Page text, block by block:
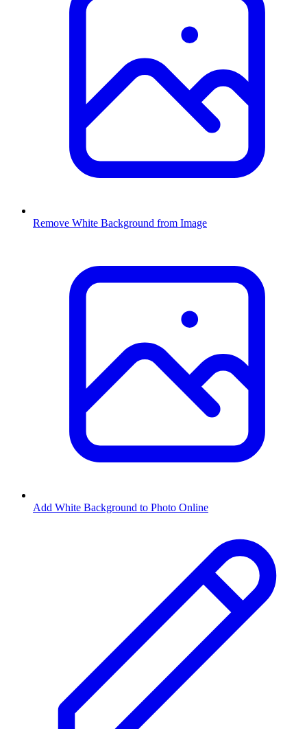
Remove White Background from Image
Add White Background to Photo Online